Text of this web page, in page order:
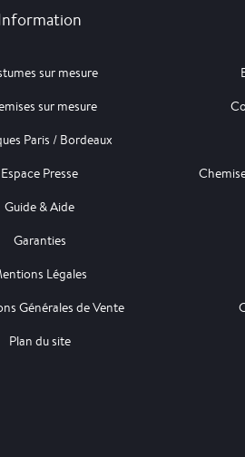
sur mesure
sur mesure
Paris / Bordeaux
Espace Presse
Guide & Aide
Garanties
Légales
Générales de Vente
Plan du site